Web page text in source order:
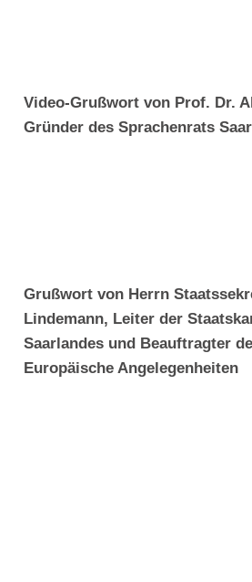
Video-Grußwort von Prof. Dr.
Gründer des Sprachenrats Saar
Grußwort von Herrn
Lindemann, Leiter der
Saarlandes und Beauftragter
Europäische Angelegenheiten